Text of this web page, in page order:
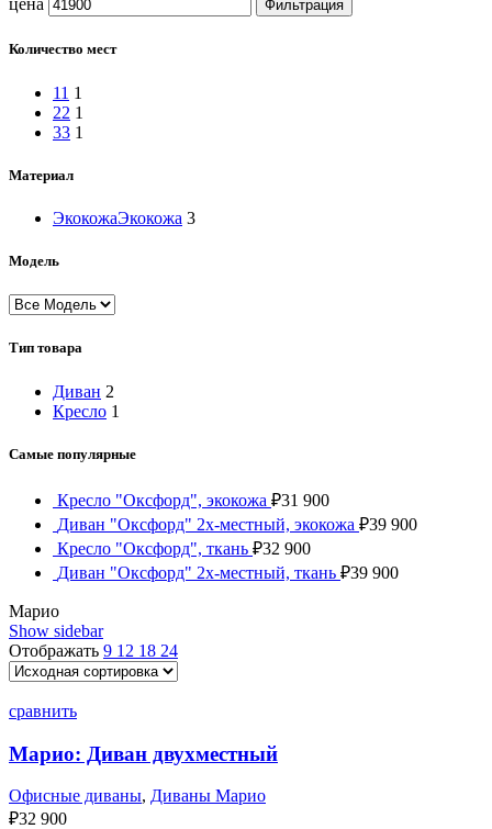
цена
Фильтрация
Количество мест
11 1
22 1
33 1
Материал
ЭкокожаЭкокожа 3
Модель
Тип товара
Диван 2
Кресло 1
Самые популярные
Кресло "Оксфорд", экокожа ₽31 900
Диван "Оксфорд" 2х-местный, экокожа ₽39 900
Кресло "Оксфорд", ткань ₽32 900
Диван "Оксфорд" 2х-местный, ткань ₽39 900
Марио
Show sidebar
Отображать 9 12 18 24
сравнить
Марио: Диван двухместный
Офисные диваны, Диваны Марио
₽32 900